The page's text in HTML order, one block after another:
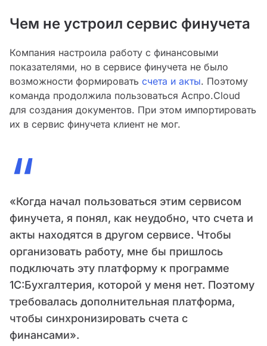
Чем не устроил сервис финучета
Компания настроила работу с финансовыми
показателями, но в сервисе финучета не было
возможности формировать счета и акты. Поэтому
команда продолжила пользоваться Аспро.Cloud
для создания документов. При этом импортировать
их в сервис финучета клиент не мог.
“
«Когда начал пользоваться этим сервисом
финучета, я понял, как неудобно, что счета и
акты находятся в другом сервисе. Чтобы
организовать работу, мне бы пришлось
подключать эту платформу к программе
1С:Бухгалтерия, которой у меня нет. Поэтому
требовалась дополнительная платформа,
чтобы синхронизировать счета с
финансами».